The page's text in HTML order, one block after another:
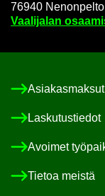
76940 Ne­non­pel­to
Vaa­li­ja­lan
Asia­kas­mak­sut
Las­ku­tus­tie­dot
Avoi­met
Tie­toa meis­tä